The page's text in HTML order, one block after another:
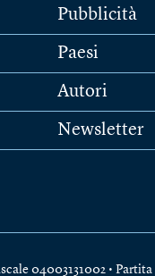
Pubblicità
Paesi
Autori
Newsletter
04003131002 •